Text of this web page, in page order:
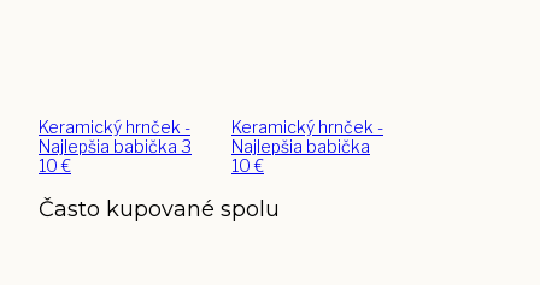
Keramický hrnček -
Najlepšia babička 3
10€
Keramický hrnček -
Najlepšia babička
10€
Často kupované spolu